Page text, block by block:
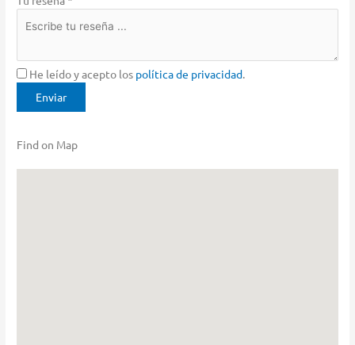
He leído y acepto los política de privacidad.
Find on Map